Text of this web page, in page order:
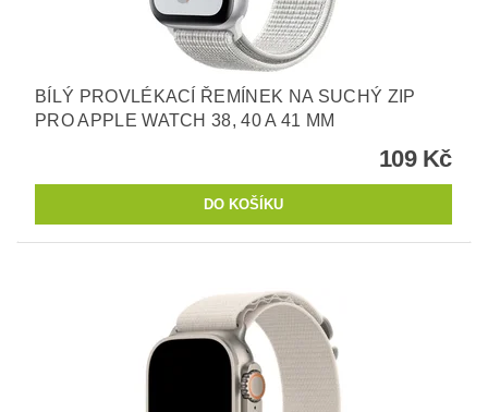
BÍLÝ PROVLÉKACÍ ŘEMÍNEK NA SUCHÝ ZIP
PRO APPLE WATCH 38, 40 A 41 MM
109 Kč